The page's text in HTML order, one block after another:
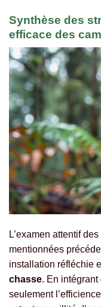
Synthèse des
efficace des
L’examen attentif
mentionnées
installation réfléchie
chasse. En
seulement